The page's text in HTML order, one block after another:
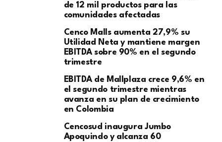
de 12 mil productos para las
comunidades afectadas
Cenco Malls aumenta 27,9% su
Utilidad Neta y mantiene margen
EBITDA sobre 90% en el segundo
trimestre
EBITDA de Mallplaza crece 9,6% en
el segundo trimestre mientras
avanza en su plan de crecimiento
en Colombia
Cencosud inaugura Jumbo
Apoquindo y alcanza 60